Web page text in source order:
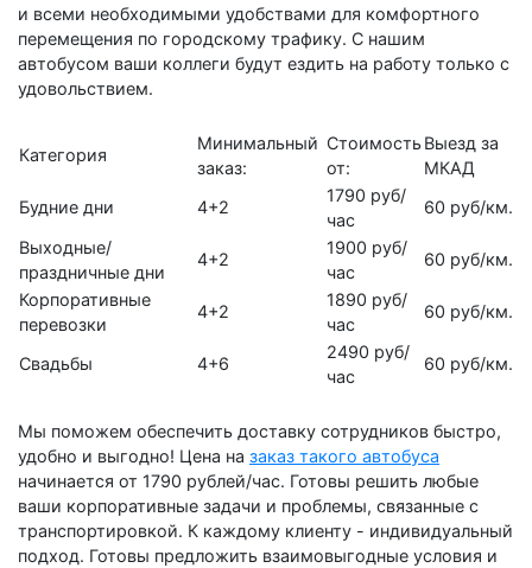
и всеми необходимыми удобствами для комфортного
перемещения по городскому трафику. С нашим
автобусом ваши коллеги будут ездить на работу только с
удовольствием.
Категория
Минимальный
заказ:
Стоимость
от:
Выезд за
МКАД
Будние дни
4+2
1790 руб/
час
60 руб/км.
Выходные/
праздничные дни
4+2
1900 руб/
час
60 руб/км.
Корпоративные
перевозки
4+2
1890 руб/
час
60 руб/км.
Свадьбы 4+6
2490 руб/
час
60 руб/км.
Мы поможем обеспечить доставку сотрудников быстро,
удобно и выгодно! Цена на заказ такого автобуса
начинается от 1790 рублей/час. Готовы решить любые
ваши корпоративные задачи и проблемы, связанные с
транспортировкой. К каждому клиенту - индивидуальный
подход. Готовы предложить взаимовыгодные условия и